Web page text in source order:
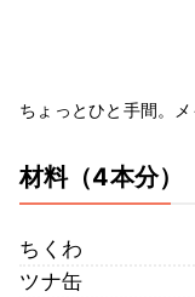
ちょっとひと手間。
材料（4本分）
ちくわ
ツナ缶